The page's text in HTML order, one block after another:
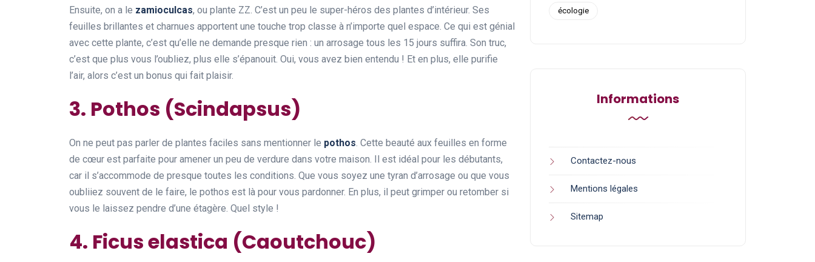
Ensuite, on a le zamioculcas, ou plante ZZ. C’est un peu le super-héros des plantes d’intérieur. Ses
feuilles brillantes et charnues apportent une touche trop classe à n’importe quel espace. Ce qui est génial
avec cette plante, c’est qu’elle ne demande presque rien : un arrosage tous les 15 jours suffira. Son truc,
c’est que plus vous l’oubliez, plus elle s’épanouit. Oui, vous avez bien entendu ! Et en plus, elle purifie
l’air, alors c’est un bonus qui fait plaisir.
3. Pothos (Scindapsus)
On ne peut pas parler de plantes faciles sans mentionner le pothos. Cette beauté aux feuilles en forme
de cœur est parfaite pour amener un peu de verdure dans votre maison. Il est idéal pour les débutants,
car il s’accommode de presque toutes les conditions. Que vous soyez une tyran d’arrosage ou que vous
oubliiez souvent de le faire, le pothos est là pour vous pardonner. En plus, il peut grimper ou retomber si
vous le laissez pendre d’une étagère. Quel style !
4. Ficus elastica (Caoutchouc)
écologie
Informations
Contactez-nous
Mentions légales
Sitemap